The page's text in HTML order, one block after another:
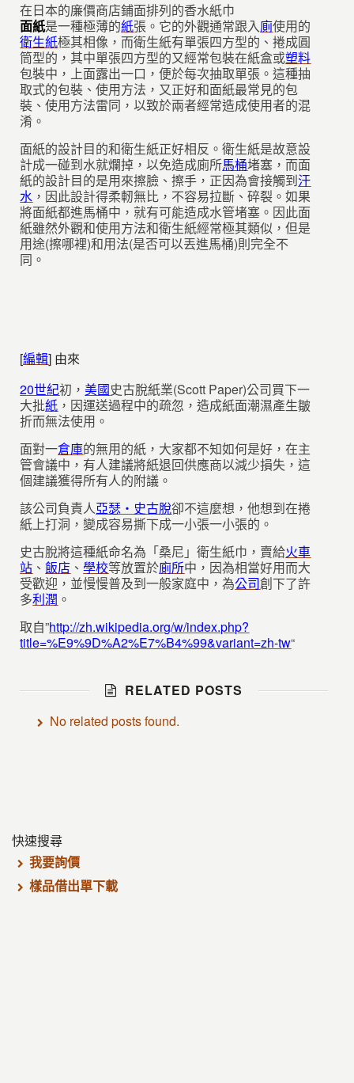
在日本的廉價商店鋪面排列的香水紙巾
面紙是一種極薄的紙張。它的外觀通常跟入廁使用的
衛生紙極其相像，而衛生紙有單張四方型的、捲成圓
筒型的，其中單張四方型的又經常包裝在紙盒或塑料
包裝中，上面露出一口，便於每次抽取單張。這種抽
取式的包裝、使用方法，又正好和面紙最常見的包
裝、使用方法雷同，以致於兩者經常造成使用者的混
淆。
面紙的設計目的和衛生紙正好相反。衛生紙是故意設
計成一碰到水就爛掉，以免造成廁所馬桶堵塞，而面
紙的設計目的是用來擦臉、擦手，正因為會接觸到汗
水 ，因此設計得柔軔無比，不容易拉斷、碎裂。如果
將面紙都進馬桶中，就有可能造成水管堵塞。因此面
紙雖然外觀和使用方法和衛生紙經常極其類似，但是
用途(擦哪裡)和用法(是否可以丟進馬桶)則完全不
同。
[編輯] 由來
20世紀初，美國史古脫紙業(Scott Paper)公司買下一
大批紙 ，因運送過程中的疏忽，造成紙面潮濕產生皺
折而無法使用。
面對一倉庫的無用的紙，大家都不知如何是好，在主
管會議中，有人建議將紙退回供應商以減少損失，這
個建議獲得所有人的附議。
該公司負責人亞瑟‧史古脫卻不這麼想，他想到在捲
紙上打洞，變成容易撕下成一小張一小張的。
史古脫將這種紙命名為「桑尼」衛生紙巾，賣給火車
站 、飯店 、學校等放置於廁所中，因為相當好用而大
受歡迎，並慢慢普及到一般家庭中，為公司創下了許
多利潤 。
取自”http://zh.wikipedia.org/w/index.php?
title=%E9%9D%A2%E7%B4%99&variant=zh-tw“
RELATED POSTS
No related posts found.
快速搜尋
我要詢價
樣品借出單下載